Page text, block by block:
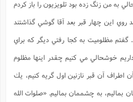
به من زنگ زده بود تلويزيون را باز كردم
اين چهار قبر بعد آقا گوشي گذاشتند
مظلوميت به كجا رفتي ديگر كه براي
خوشحالي مي كنيم چقدر اينها مظلوم
آن قبر نازنين اول گريه كنيم، يك
بماليم، به چشممان بماليم. «صلوات الله